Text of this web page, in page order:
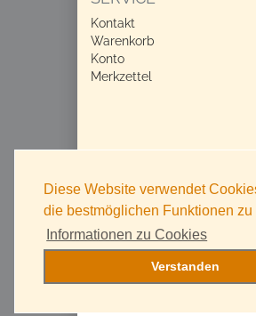
Kontakt
Warenkorb
Konto
Merkzettel
Diese Website verwendet
die bestmöglichen Funktionen zu
Informationen zu Cookies
Verstanden